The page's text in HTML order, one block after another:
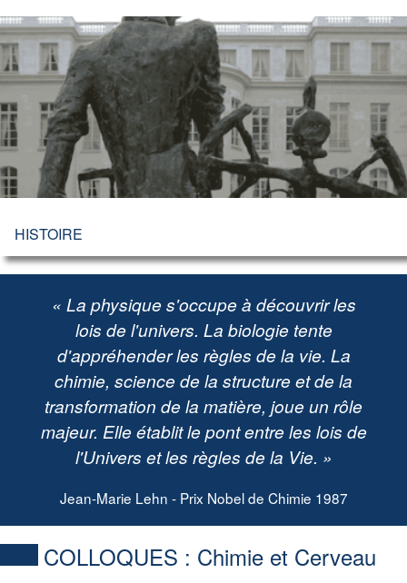
HISTOIRE
« La physique s'occupe à découvrir les
lois de l'univers. La biologie tente
d'appréhender les règles de la vie. La
chimie, science de la structure et de la
transformation de la matière, joue un rôle
majeur. Elle établit le pont entre les lois de
l'Univers et les règles de la Vie. »
Jean-Marie Lehn - Prix Nobel de Chimie 1987
COLLOQUES : Chimie et Cerveau